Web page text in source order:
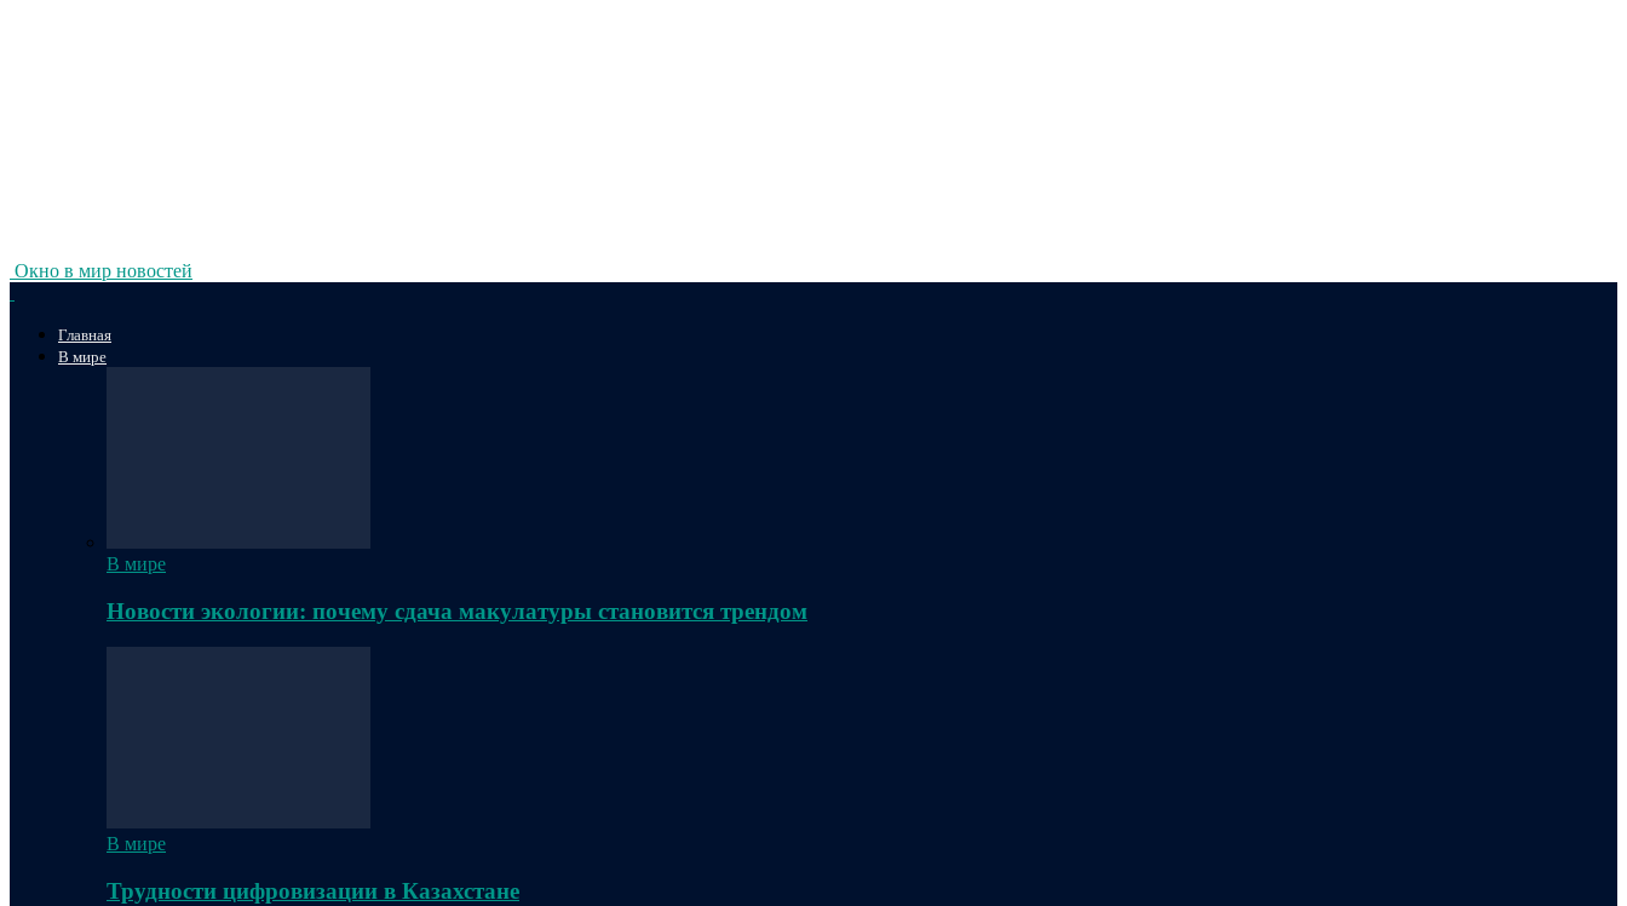
Окно в мир новостей
Главная
В мире
В мире
Новости экологии: почему сдача макулатуры становится трендом
В мире
Трудности цифровизации в Казахстане